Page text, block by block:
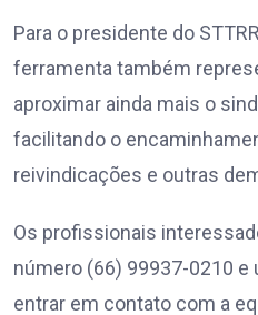
Para o presidente do
ferramenta também
aproximar ainda mais o
facilitando o
reivindicações e outras
Os profissionais
número (66) 99937-0210 e
entrar em contato com a